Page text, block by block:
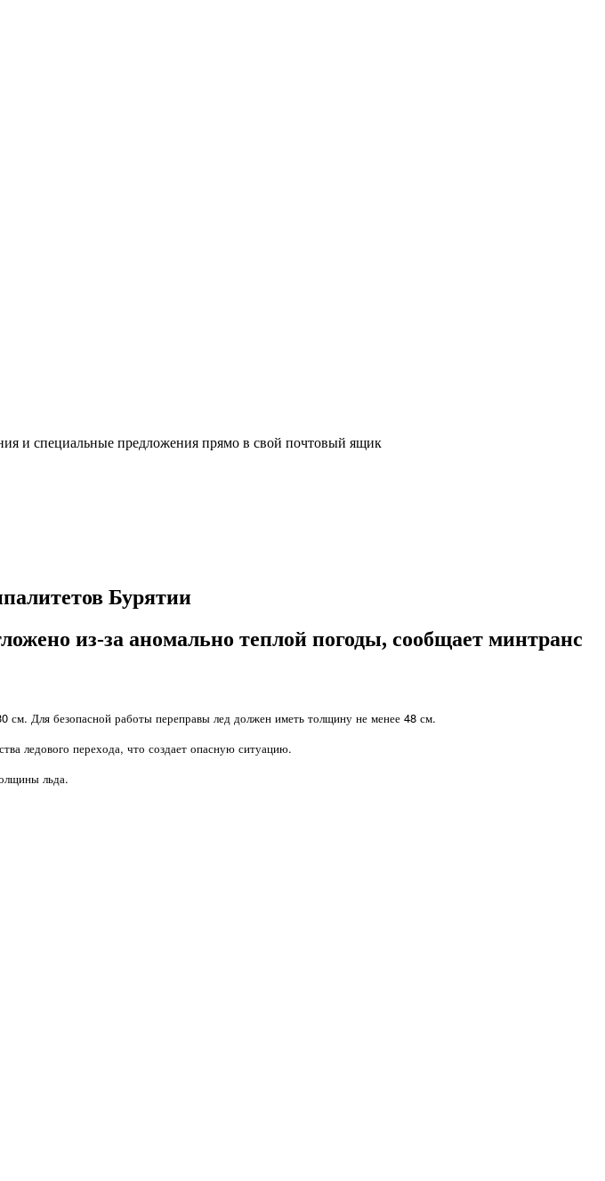
и специальные предложения прямо в свой почтовый ящик
Бурятии
из-за аномально теплой погоды, сообщает минтранс
см. Для безопасной работы переправы лед должен иметь толщину не менее 48 см.
ледового перехода, что создает опасную ситуацию.
льда.